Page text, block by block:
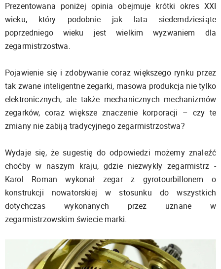
Prezentowana poniżej opinia obejmuje krótki okres XXI
wieku, który podobnie jak lata siedemdziesiąte
poprzedniego wieku jest wielkim wyzwaniem dla
zegarmistrzostwa.
Pojawienie się i zdobywanie coraz większego rynku przez
tak zwane inteligentne zegarki, masowa produkcja nie tylko
elektronicznych, ale także mechanicznych mechanizmów
zegarków, coraz większe znaczenie korporacji – czy te
zmiany nie zabiją tradycyjnego zegarmistrzostwa?
Wydaje się, że sugestię do odpowiedzi możemy znaleźć
choćby w naszym kraju, gdzie niezwykły zegarmistrz -
Karol Roman wykonał zegar z gyrotourbillonem o
konstrukcji nowatorskiej w stosunku do wszystkich
dotychczas wykonanych przez uznane w
zegarmistrzowskim świecie marki.